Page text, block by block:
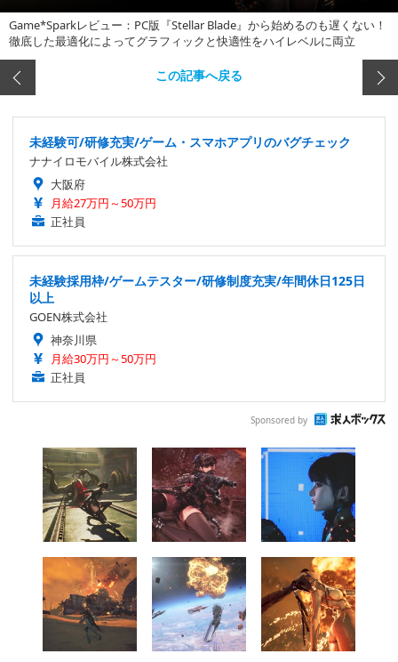
Game*Sparkレビュー：PC版『Stellar Blade』から始めるのも遅くない！
徹底した最適化によってグラフィックと快適性をハイレベルに両立
この記事へ戻る
未経験可/研修充実/ゲーム・スマホアプリのバグチェック
ナナイロモバイル株式会社
大阪府
月給27万円～50万円
正社員
未経験採用枠/ゲームテスター/研修制度充実/年間休日125日
以上
GOEN株式会社
神奈川県
月給30万円～50万円
正社員
Sponsored by